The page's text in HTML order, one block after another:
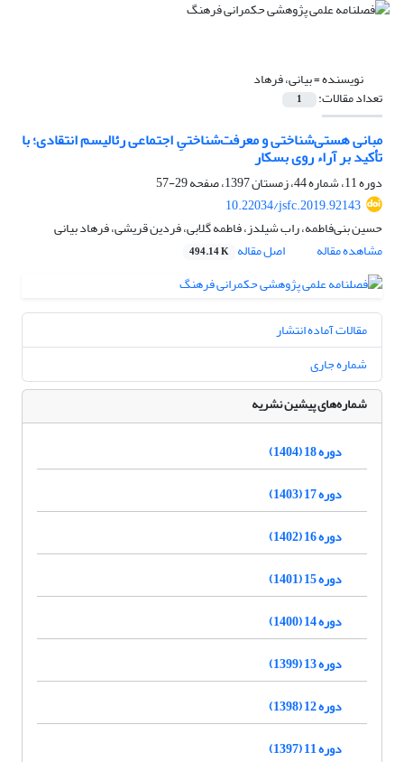
نویسنده =بیانی، فرهاد
تعداد مقالات: 1
مبانی هستی‌شناختی و معرفت‌شناختیِ اجتماعی رئالیسم انتقادی؛ با
تأکید بر آراء روی بسکار
دوره 11، شماره 44، زمستان 1397، صفحه
29-57
10.22034/jsfc.2019.92143
حسین بنی‌فاطمه، راب شیلدز، فاطمه گلابی، فردین قریشی، فرهاد بیانی
مشاهده مقاله
اصل مقاله 494.14 K
مقالات آماده انتشار
شماره جاری
شماره‌های پیشین نشریه
دوره 18 (1404)
دوره 17 (1403)
دوره 16 (1402)
دوره 15 (1401)
دوره 14 (1400)
دوره 13 (1399)
دوره 12 (1398)
دوره 11 (1397)